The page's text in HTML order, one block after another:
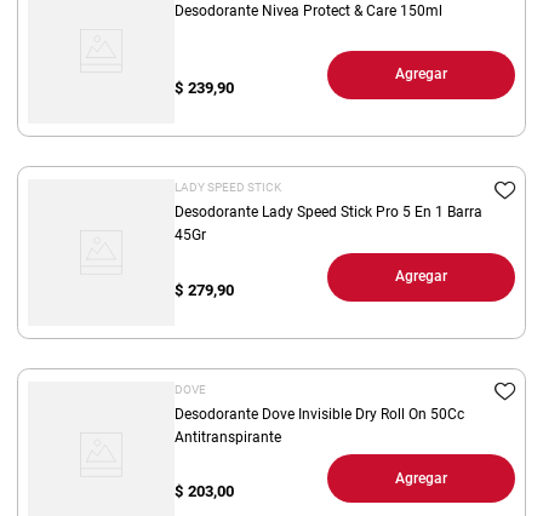
Desodorante Nivea Protect & Care 150ml
$ 239,90
Agregar
LADY SPEED STICK
Desodorante Lady Speed Stick Pro 5 En 1 Barra
45Gr
$ 279,90
Agregar
DOVE
Desodorante Dove Invisible Dry Roll On 50Cc
Antitranspirante
$ 203,00
Agregar